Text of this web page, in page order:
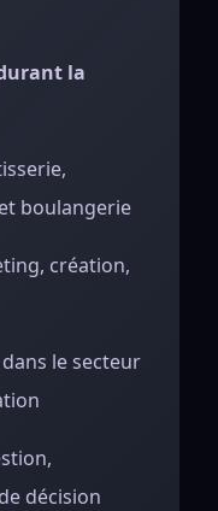
la
boulangerie
création,
le secteur
décision